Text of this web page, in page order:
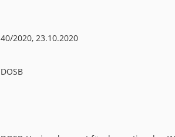
40/2020, 23.10.2020
DOSB